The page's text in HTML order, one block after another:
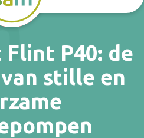
Flint P40: de
stille en